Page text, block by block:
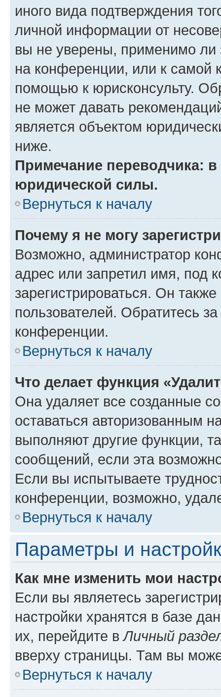
иного вида подтверждения
личной информации от
вы не уверены, применимо ли
на конференции, или к самой
помощью к юрисконсульту.
не может давать
является объектом
ниже.
Примечание переводчика:
юридической силы.
Вернуться к началу
Почему я не могу
Возможно, администратор
адрес или запретил имя, под
зарегистрироваться. Он
пользователей. Обратитесь
конференции.
Вернуться к началу
Что делает функция
Она удаляет все созданные
оставаться авторизованным
выполняют другие функции,
сообщений, если эта
Если вы испытываете
конференции, возможно,
Вернуться к началу
Параметры и
Как мне изменить мои
Если вы являетесь
настройки хранятся в базе
их, перейдите вЛичный
вверху страницы. Там вы
Вернуться к началу